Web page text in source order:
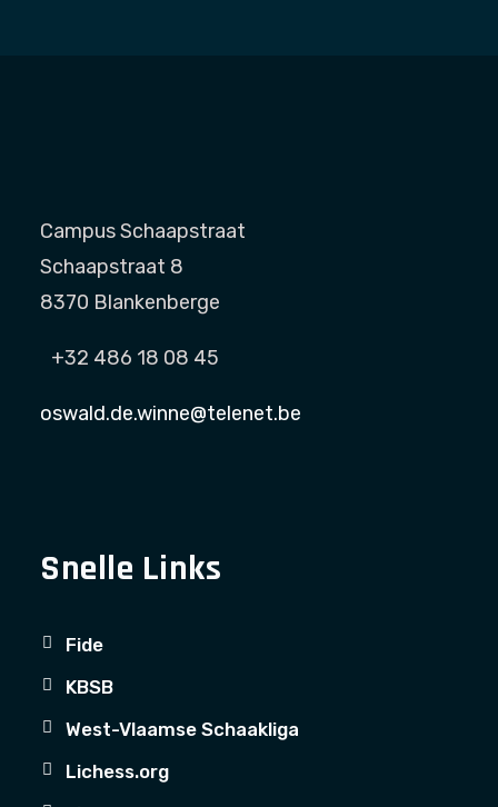
Campus Schaapstraat
Schaapstraat 8
8370 Blankenberge
+32 486 18 08 45
oswald.de.winne@telenet.be
Snelle Links
Fide
KBSB
West-Vlaamse Schaakliga
Lichess.org